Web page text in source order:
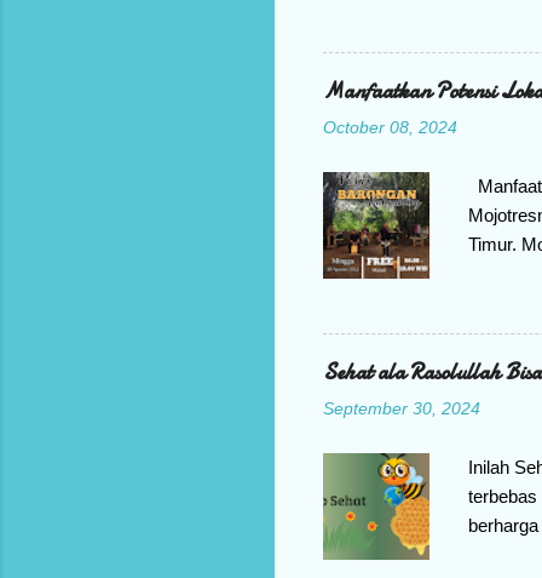
yaitu
untuk
Manfaatkan Potensi
October 08, 2024
Timur.
atau di
Sehat ala Rasolullah
September 30, 2024
Inilah
terbebas